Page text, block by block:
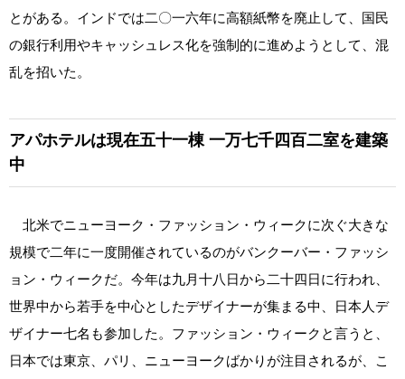
とがある。インドでは二〇一六年に高額紙幣を廃止して、国民
の銀行利用やキャッシュレス化を強制的に進めようとして、混
乱を招いた。
アパホテルは現在五十一棟一万七千四百二室を建築
中
北米でニューヨーク・ファッション・ウィークに次ぐ大きな
規模で二年に一度開催されているのがバンクーバー・ファッシ
ョン・ウィークだ。今年は九月十八日から二十四日に行われ、
世界中から若手を中心としたデザイナーが集まる中、日本人デ
ザイナー七名も参加した。ファッション・ウィークと言うと、
日本では東京、パリ、ニューヨークばかりが注目されるが、こ